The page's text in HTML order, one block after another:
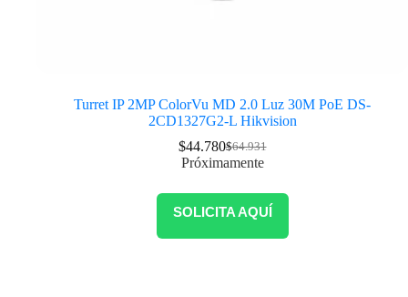
Turret IP 2MP ColorVu MD 2.0 Luz 30M PoE DS-
2CD1327G2-L Hikvision
$64.931
$44.780
Próximamente
SOLICITA AQUÍ